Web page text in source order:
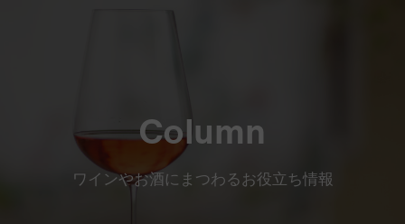
Column
ワインやお酒にまつわるお役立ち情報